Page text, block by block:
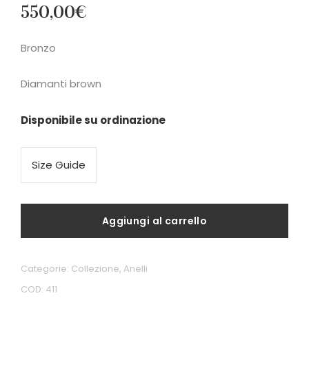
550,00€
Bronzo
Diamanti brown
Disponibile su ordinazione
Size Guide
Aggiungi al carrello
COD: 411
Categorie: Collezione, Anelli